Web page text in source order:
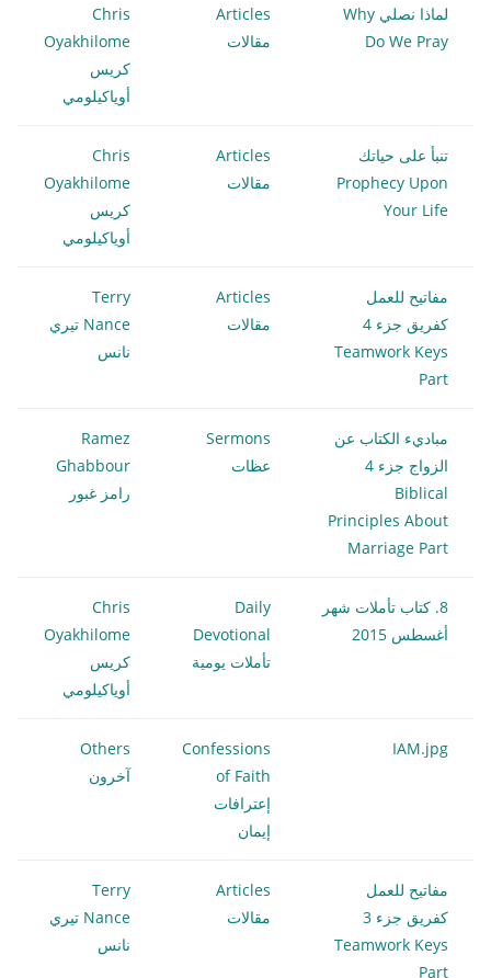
لماذا نصلي Why
Do We Pray
Articles
مقالات
Chris
Oyakhilome
كريس
أوياكيلومي
تنبأ على حياتك
Prophecy Upon
Your Life
Articles
مقالات
Chris
Oyakhilome
كريس
أوياكيلومي
مفاتيح للعمل
كفريق جزء 4
Teamwork Keys
Part
Articles
مقالات
Terry
Nance تيري
نانس
مباديء الكتاب عن
الزواج جزء 4
Biblical
Principles About
Marriage Part
Sermons
عظات
Ramez
Ghabbour
رامز غبور
8. كتاب تأملات شهر
أغسطس 2015
Daily
Devotional
تأملات يومية
Chris
Oyakhilome
كريس
أوياكيلومي
IAM.jpg
Confessions
of Faith
إعترافات
إيمان
Others
آخرون
مفاتيح للعمل
كفريق جزء 3
Teamwork Keys
Part
Articles
مقالات
Terry
Nance تيري
نانس